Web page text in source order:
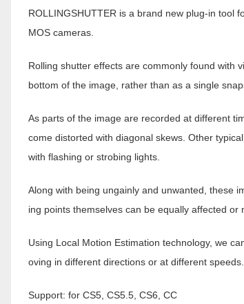
ROLLINGSHUTTER is a brand new plug-in tool
MOS cameras.
Rolling shutter effects are commonly found with
bottom of the image, rather than as a single
As parts of the image are recorded at different
come distorted with diagonal skews. Other
with flashing or strobing lights.
Along with being ungainly and unwanted, these
ing points themselves can be equally affected or
Using Local Motion Estimation technology, we
oving in different directions or at different speeds.
Support: for CS5, CS5.5, CS6, CC